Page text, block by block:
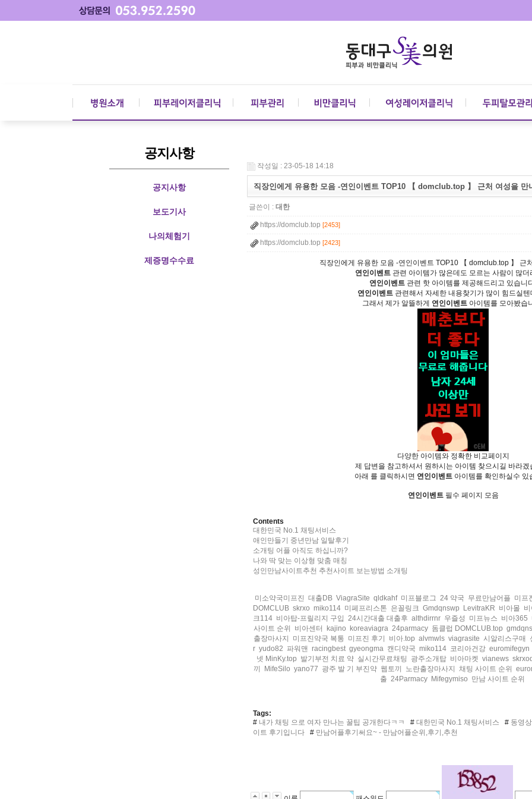
공지사항
공지사항
보도기사
나의체험기
제증명수수료
작성일 : 23-05-18 14:18
직장인에게 유용한 모음 -연­인­이­벤­트 TOP10 【 domclub.top 】 근처 여성을 만
글쓴이 : 대한
https://domclub.top [2453]
https://domclub.top [2423]
직장인에게 유용한 모음 -연­인­이­벤­트 TOP10 【 domclub.top 】 근
연­인­이­벤­트 관련 아이템가 많은데도 모르는 사람이 많더
연­인­이­벤­트 관련 핫 아이템를 제공해드리고 있습니
연­인­이­벤­트 관련해서 자세한 내용찾기가 많이 힘드실텐
그래서 제가 알뜰하게 연­인­이­벤­트 아이템를 모아봤습
다양한 아이템와 정확한 비교페이지
제 답변을 참고하셔서 원하시는 아이템 찾으시길 바라겠
아래 를 클릭하시면 연­인­이­벤­트아이템를 확인하실수 있
연­인­이­벤­트필수 페이지 모음
Contents
대한민국 No.1 채팅서비스
애인만들기 중년만남 일탈후기
소개팅 어플 아직도 하십니까?
나와 딱 맞는 이상형 맞춤 매칭
성인만남사이트추천 추천사이트 보는방법 소개팅
미소약국미프진 대출DB ViagraSite qldkahf 미프블로그 24 약국 무료만남어플 미프
DOMCLUB skrxo miko114 미페프리스톤 은꼴링크 Gmdqnswp LevitraKR 비아몰
크114 비아탑-프릴리지 구입 24시간대출 대출후 althdirrnr 우즐성 미프뉴스 비아365
사이트 순위
비아센터 kajino koreaviagra 24parmacy 돔클럽 DOMCLUB.top
출장마사지
미프진약국 복통 미프진 후기 비아.top alvmwls viagrasite 시알리스구매
r yudo82 파워맨 racingbest gyeongma 캔디약국 miko114 코리아건강 euromifegyn
넷 MinKy.top 발기부전 치료 약 실시간무료채팅 광주소개탑 비아마켓 vianews
끼
MifeSilo yano77 광주 발 기 부진약 웹토끼 노란출장마사지 채팅 사이트 순위
출 24Parmacy Mifegymiso 만남 사이트 순위
Tags:
#내가 채팅 으로 여자 만나는 꿀팁 공개한다ㅋㅋ #대한민국 No.1 채팅서비스 #동영상
이트 후기입니다#만남어플후기써요~ - 만남어플순위,후기,추천